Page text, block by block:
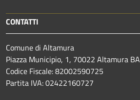
CONTATTI
Comune di Altamura
Piazza Municipio, 1, 70022 Altamura BA
Codice Fiscale: 82002590725
Partita IVA: 02422160727